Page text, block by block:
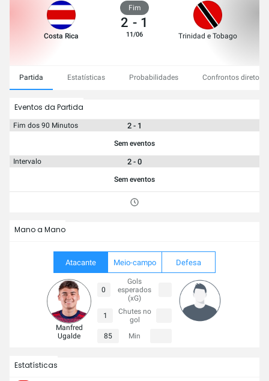
Costa Rica
Fim
2 - 1
11/06 Trinidad e Tobago
Partida Estatísticas Probabilidades Confrontos diretos
Eventos da Partida
Fim dos 90 Minutos 2 - 1
Sem eventos
Intervalo 2 - 0
Sem eventos
Mano a Mano
Atacante Meio-campo Defesa
Manfred
Ugalde
0
Gols
esperados
(xG)
1
Chutes no
gol
85
Min
Estatísticas